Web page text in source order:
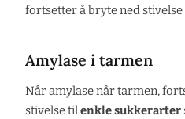
fortsetter å bryte ned
Amylase i tarmen
Når amylase når tarmen,
stivelse tilenkle sukkerarter